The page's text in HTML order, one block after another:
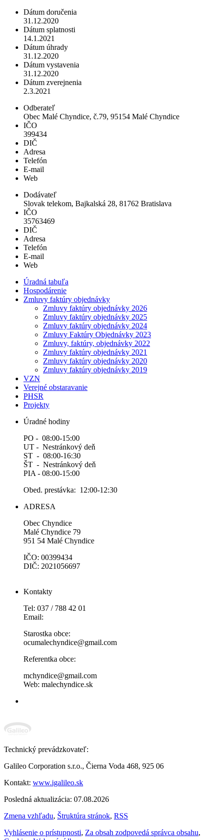
Dátum doručenia
31.12.2020
Dátum splatnosti
14.1.2021
Dátum úhrady
31.12.2020
Dátum vystavenia
31.12.2020
Dátum zverejnenia
2.3.2021
Odberateľ
Obec Malé Chyndice, č.79, 95154 Malé Chyndice
IČO
399434
DIČ
Adresa
Telefón
E-mail
Web
Dodávateľ
Slovak telekom, Bajkalská 28, 81762 Bratislava
IČO
35763469
DIČ
Adresa
Telefón
E-mail
Web
Úradná tabuľa
Hospodárenie
Zmluvy faktúry objednávky
Zmluvy faktúry objednávky 2026
Zmluvy faktúry objednávky 2025
Zmluvy faktúry objednávky 2024
Zmluvy Faktúry Objednávky 2023
Zmluvy, faktúry, objednávky 2022
Zmluvy faktúry objednávky 2021
Zmluvy faktúry objednávky 2020
Zmluvy faktúry objednávky 2019
VZN
Verejné obstaravanie
PHSR
Projekty
Úradné hodiny
PO - 08:00-15:00
UT - Nestránkový deň
ST - 08:00-16:30
ŠT - Nestránkový deň
PIA - 08:00-15:00
Obed. prestávka: 12:00-12:30
ADRESA
Obec Chyndice
Malé Chyndice 79
951 54 Malé Chyndice
IČO: 00399434
DIČ: 2021056697
Kontakty
Tel: 037 / 788 42 01
Email:
Starostka obce:
ocumalechyndice@gmail.com
Referentka obce:
mchyndice@gmail.com
Web: malechyndice.sk
Technický prevádzkovateľ:
Galileo Corporation s.r.o., Čierna Voda 468, 925 06
Kontakt: www.igalileo.sk
Posledná aktualizácia: 07.08.2026
Zmena vzhľadu, Štruktúra stránok, RSS
Vyhlásenie o prístupnosti, Za obsah zodpovedá správca obsahu,